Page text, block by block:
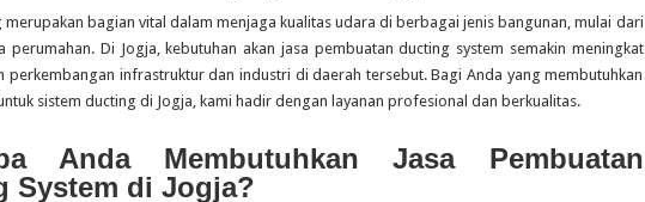
merupakan bagian vital dalam menjaga kualitas udara di berbagai jenis bangunan, mulai dari
perumahan. Di Jogja, kebutuhan akan jasa pembuatan ducting system semakin meningkat
perkembangan infrastruktur dan industri di daerah tersebut. Bagi Anda yang membutuhkan
sistem ducting di Jogja, kami hadir dengan layanan profesional dan berkualitas.
Anda Membutuhkan Jasa Pembuatan
System di Jogja?